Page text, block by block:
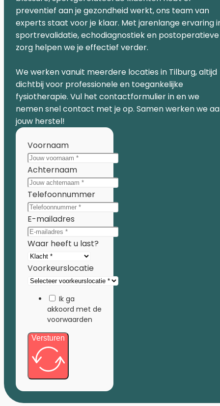
preventief aan je gezondheid werkt, ons team van
experts staat voor je klaar. Met jarenlange ervaring
sportrevalidatie, echodiagnostiek en postoperatieve
zorg helpen we je effectief verder.
We werken vanuit meerdere locaties in Tilburg, altijd
dichtbij voor professionele en toegankelijke
fysiotherapie. Vul het contactformulier in en we
nemen snel contact met je op. Samen werken we
jouw herstel!
Voornaam
Achternaam
Telefoonnummer
E-mailadres
Waar heeft u last?
Voorkeurslocatie
Ik ga
akkoord met de
voorwaarden
Versturen